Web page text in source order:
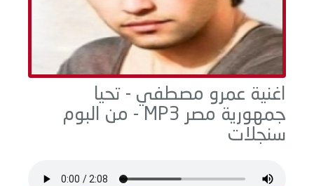
اغنية عمرو مصطفي - تحيا
جمهورية مصر MP3 - من البوم
سنجلات